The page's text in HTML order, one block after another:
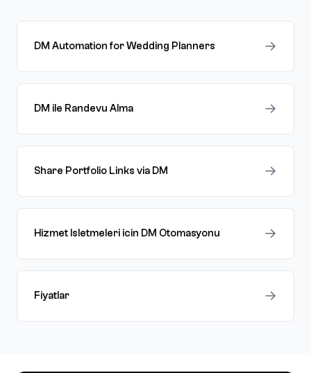
DM Automation for Wedding Planners →
DM ile Randevu Alma →
Share Portfolio Links via DM →
Hizmet Isletmeleri icin DM Otomasyonu →
Fiyatlar →